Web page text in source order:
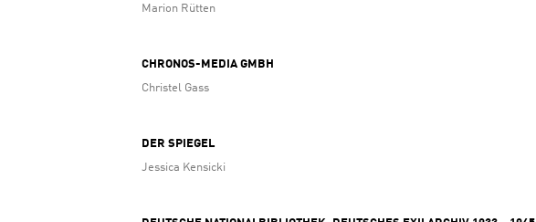
Marion Rütten
CHRONOS-MEDIA GMBH
Christel Gass
DER SPIEGEL
Jessica Kensicki